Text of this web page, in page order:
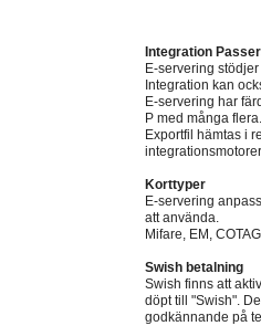
Integration
E-servering
Integration kan
E-servering har
P med många flera.
Exportfil hämtas i
Korttyper
E-servering
att använda.
Mifare, EM,
Swish betalning
Swish finns att
döpt till "Swish".
godkännande på